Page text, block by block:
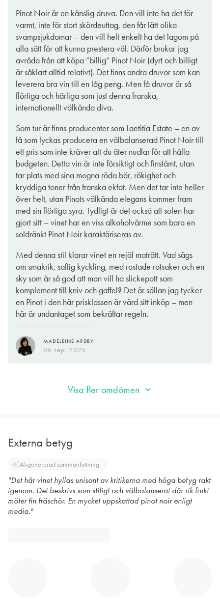
Pinot Noir är en känslig druva. Den vill inte ha det för
varmt, inte för stort skördeuttag, den får lätt olika
svampsjukdomar – den vill helt enkelt ha det lagom på
alla sätt för att kunna prestera väl. Därför brukar jag
avråda från att köpa ”billig” Pinot Noir (dyrt och billigt
är såklart alltid relativt). Det finns andra druvor som kan
leverera bra vin till en låg peng. Men få druvor är så
flörtiga och härliga som just denna franska,
internationellt välkända diva.
Som tur är finns producenter som Laetitia Estate – en av
få som lyckas producera en välbalanserad Pinot Noir till
ett pris som inte kräver att du äter nudlar för att hålla
budgeten. Detta vin är inte försiktigt och finstämt, utan
tar plats med sina mogna röda bär, rökighet och
kryddiga toner från franska ekfat. Men det tar inte heller
över helt, utan Pinots välkända elegans kommer fram
med sin flörtiga syra. Tydligt är det också att solen har
gjort sitt – vinet har en viss alkoholvärme som bara en
soldränkt Pinot Noir karaktäriseras av.
Med denna stil klarar vinet en rejäl maträtt. Vad sägs
om smakrik, saftig kyckling, med rostade rotsaker och en
sky som är så god att man vill ha slickepott som
komplement till kniv och gaffel? Det är sällan jag tycker
en Pinot i den här prisklassen är värd sitt inköp – men
här är undantaget som bekräftar regeln.
MADELEINE ARDBY
06 sep. 2025
frågor oss svenskar som är de som myntade uttrycket. Idag
odlas pinot noir med framgång i de flesta svala klimat i
vinvärlden med kalkrika, steniga och väldränerade jordar. Dess
skal är tunt vilket ger ljust röda viner. Pinot noir-viner från USA
är efterfrågade både i Sverige och annorstädes.
Laetitia Estate Pinot Noir är en mycket trevlig bekantskap där
röda bär såsom jordgubbar, skogshallon och körsbär visar sin
främsta sida. Till det toner av nougatkräm samt torkade örter
utmärkt i tiden vi just nu befinner oss. Elegant och mycket väl
värt pengarna. Servera det till hjorten eller kalven i
mellandagarna när julmaten får pausa. Eller varför inte till
nyårssupén.
Intressant kuriosa är att vindruvan haussades i Sideways så till
den milda grad att när filmen hade premiär sköt försäljningen
av viner producerade på druvan i höjden över en natt. Sedan
dess har den bibehållit sin ställning i vinvärlden som en av de
mest förnäma.
JENNY ASPLUND
21 dec. 2021
Visa fler omdömen
Externa betyg
auto_awesomeAI-genererad sammanfattning
"Det här vinet hyllas unisont av kritikerna med höga betyg rakt
igenom. Det beskrivs som stiligt och välbalanserat där rik frukt
möter fin fräschör. En mycket uppskattad pinot noir enligt
media."